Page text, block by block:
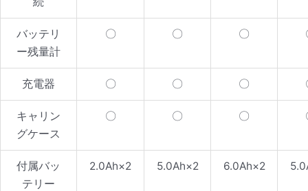
バッテリ
ー残量計
〇 〇 〇
充電器 〇 〇 〇
キャリン
グケース
〇 〇 〇
付属バッ
テリー
2.0Ah×2 5.0Ah×2 6.0Ah×2